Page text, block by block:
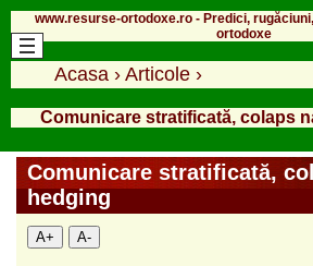
www.resurse-ortodoxe.ro - Predici,
ortodoxe
Acasa › Articole ›
Comunicare stratificată, colaps
Comunicare stratificată,
hedging
A+ A-